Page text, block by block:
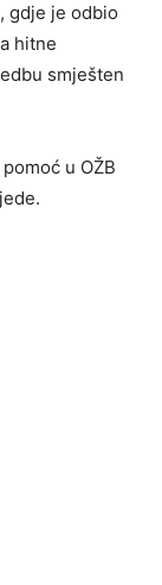
gdje je odbio
hitne
smješten
u OŽB